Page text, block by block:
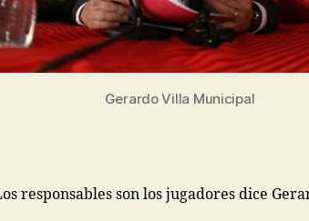
Gerardo Villa Municipal
responsables son los jugadores dice